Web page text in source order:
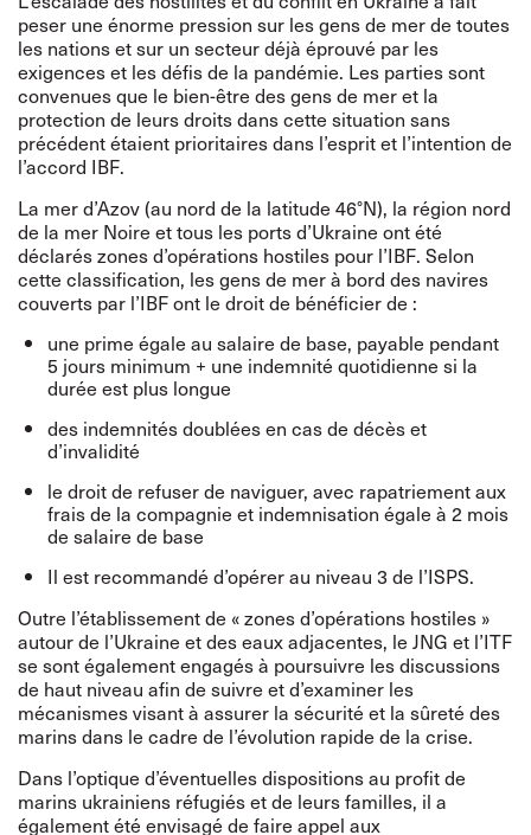
peser une énorme pression sur les gens de mer de toutes
les nations et sur un secteur déjà éprouvé par les
exigences et les défis de la pandémie. Les parties sont
convenues que le bien-être des gens de mer et la
protection de leurs droits dans cette situation sans
précédent étaient prioritaires dans l’esprit et l’intention de
l’accord IBF.
La mer d’Azov (au nord de la latitude 46°N), la région nord
de la mer Noire et tous les ports d’Ukraine ont été
déclarés zones d’opérations hostiles pour l’IBF. Selon
cette classification, les gens de mer à bord des navires
couverts par l’IBF ont le droit de bénéficier de :
une prime égale au salaire de base, payable pendant
5 jours minimum + une indemnité quotidienne si la
durée est plus longue
des indemnités doublées en cas de décès et
d’invalidité
le droit de refuser de naviguer, avec rapatriement aux
frais de la compagnie et indemnisation égale à 2 mois
de salaire de base
Il est recommandé d’opérer au niveau 3 de l’ISPS.
Outre l’établissement de « zones d’opérations hostiles »
autour de l’Ukraine et des eaux adjacentes, le JNG et l’ITF
se sont également engagés à poursuivre les discussions
de haut niveau afin de suivre et d’examiner les
mécanismes visant à assurer la sécurité et la sûreté des
marins dans le cadre de l’évolution rapide de la crise.
Dans l’optique d’éventuelles dispositions au profit de
marins ukrainiens réfugiés et de leurs familles, il a
également été envisagé de faire appel aux